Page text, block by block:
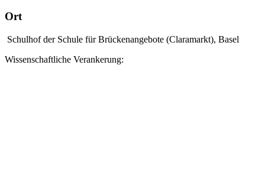
Ort
Schulhof der Schule für Brückenangebote (Claramarkt), Basel
Wissenschaftliche Verankerung: